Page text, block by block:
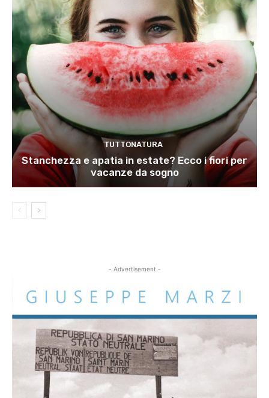
TUTTONATURA
Stanchezza e apatia in estate? Ecco i fiori per
vacanze da sogno
- Advertisement -